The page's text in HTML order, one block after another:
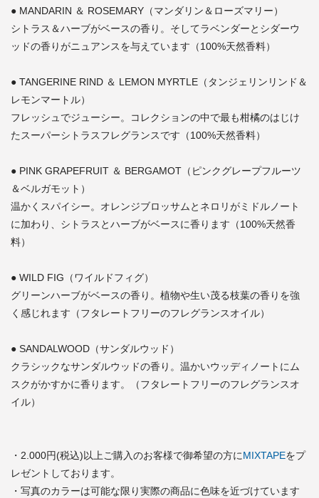
● MANDARIN ＆ ROSEMARY（マンダリン＆ローズマリー）
シトラス＆ハーブがベースの香り。そしてラベンダーとシダーウ
ッドの香りがニュアンスを与えています（100%天然香料）
● TANGERINE RIND ＆ LEMON MYRTLE（タンジェリンリンド＆
レモンマートル）
フレッシュでジューシー。コレクションの中で最も柑橘のはじけ
たスーパーシトラスフレグランスです（100%天然香料）
● PINK GRAPEFRUIT ＆ BERGAMOT（ピンクグレープフルーツ
＆ベルガモット）
温かくスパイシー。オレンジブロッサムとネロリがミドルノート
に加わり、シトラスとハーブがベースに香ります（100%天然香
料）
● WILD FIG（ワイルドフィグ）
グリーンハーブがベースの香り。植物や生い茂る枝葉の香りを強
く感じれます（フタレートフリーのフレグランスオイル）
● SANDALWOOD（サンダルウッド）
クラシックなサンダルウッドの香り。温かいウッディノートにム
スクがかすかに香ります。（フタレートフリーのフレグランスオ
イル）
・2.000円(税込)以上ご購入のお客様で御希望の方にMIXTAPEをプ
レゼントしております。
・写真のカラーは可能な限り実際の商品に色味を近づけています